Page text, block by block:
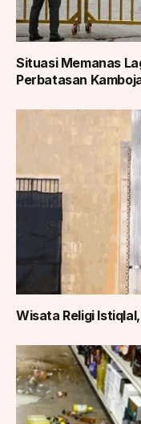
Situasi Memanas
Perbatasan
Wisata Religi